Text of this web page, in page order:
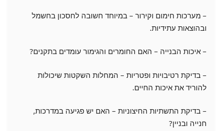
– מערכות חימום וקירור – במיוחד חשובה לחסכון בחשמל
ובהוצאות עתידיות.
– איכות הבנייה – האם החומרים והגימור עומדים בתקנים?
– בדיקת רטיבויות ופטריות – המחלות השקטות שיכולות
להוריד את איכות החיים.
– בדיקת התשתיות החיצוניות – האם יש פגיעה במדרכות,
חנייה ובניין?